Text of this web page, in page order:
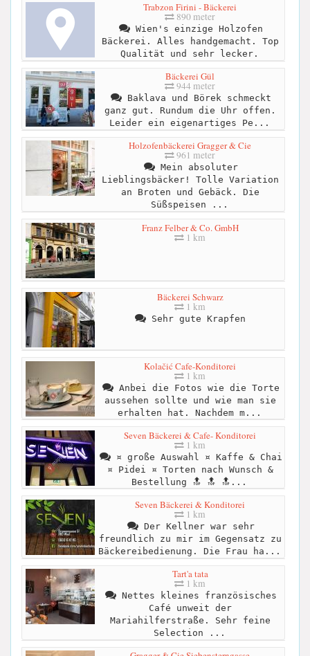
Trabzon Firini - Bäckerei
890 meter
Wien's einzige Holzofen
Bäckerei. Alles handgemacht. Top
Qualität und sehr lecker.
Bäckerei Gül
944 meter
Baklava und Börek schmeckt
ganz gut. Rundum die Uhr offen.
Leider ein eigenartiges Pe...
Holzofenbäckerei Gragger & Cie
961 meter
Mein absoluter
Lieblingsbäcker! Tolle Variation
an Broten und Gebäck. Die
Süßspeisen ...
Franz Felber & Co. GmbH
1 km
Bäckerei Schwarz
1 km
Sehr gute Krapfen
Kolačić Cafe-Konditorei
1 km
Anbei die Fotos wie die Torte
aussehen sollte und wie man sie
erhalten hat. Nachdem m...
Seven Bäckerei & Cafe- Konditorei
1 km
¤ große Auswahl ¤ Kaffe & Chai
¤ Pidei ¤ Torten nach Wunsch &
Bestellung 🔝 🔝 🔝...
Seven Bäckerei & Konditorei
1 km
Der Kellner war sehr
freundlich zu mir im Gegensatz zu
Bäckereibedienung. Die Frau ha...
Tart'a tata
1 km
Nettes kleines französisches
Café unweit der
Mariahilferstraße. Sehr feine
Selection ...